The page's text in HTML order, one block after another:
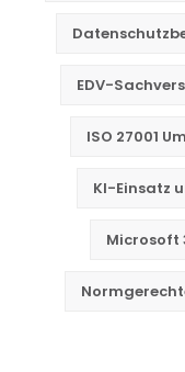
EDV-
ISO 27001
KI-Einsatz
Microsoft